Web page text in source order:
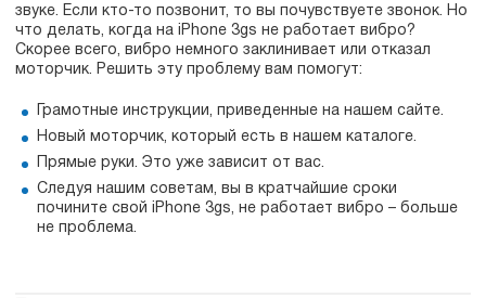
звуке. Если кто-то позвонит, то вы почувствуете звонок. Но
что делать, когда на iPhone 3gs не работает вибро?
Скорее всего, вибро немного заклинивает или отказал
моторчик. Решить эту проблему вам помогут:
Грамотные инструкции, приведенные на нашем сайте.
Новый моторчик, который есть в нашем каталоге.
Прямые руки. Это уже зависит от вас.
Следуя нашим советам, вы в кратчайшие сроки
почините свой iPhone 3gs, не работает вибро – больше
не проблема.